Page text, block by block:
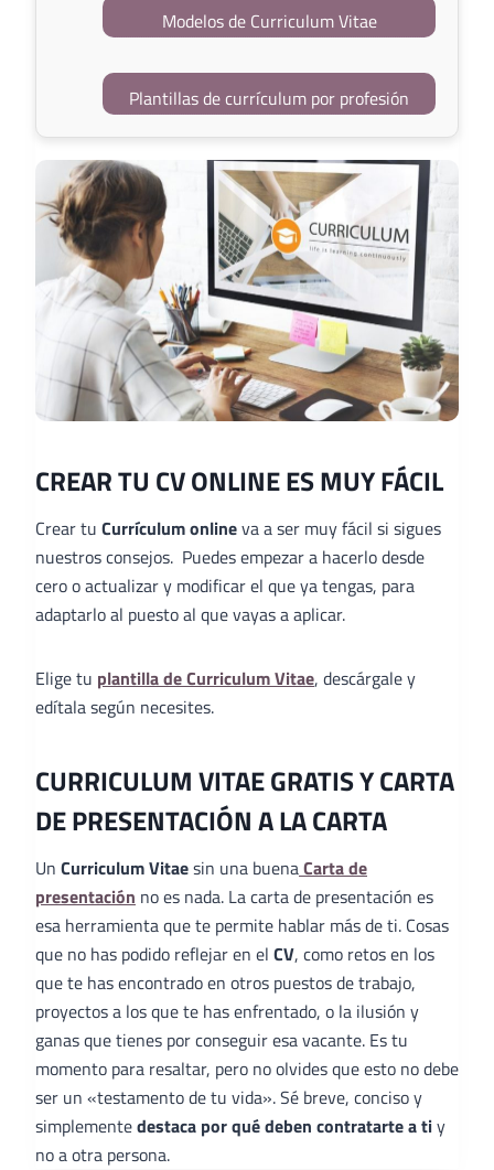
Modelos de Curriculum Vitae
Plantillas de currículum por profesión
CREAR TU CV ONLINE ES MUY FÁCIL
Crear tu Currículum onlineva a ser muy fácil si sigues
nuestros consejos. Puedes empezar a hacerlo desde
cero o actualizar y modificar el que ya tengas, para
adaptarlo al puesto al que vayas a aplicar.
Elige tu plantilla de Curriculum Vitae, descárgale y
edítala según necesites.
CURRICULUM VITAE GRATIS Y CARTA
DE PRESENTACIÓN A LA CARTA
Un Curriculum Vitaesin una buenaCarta de
presentación no es nada. La carta de presentación es
esa herramienta que te permite hablar más de ti. Cosas
que no has podido reflejar en el CV, como retos en los
que te has encontrado en otros puestos de trabajo,
proyectos a los que te has enfrentado, o la ilusión y
ganas que tienes por conseguir esa vacante. Es tu
momento para resaltar, pero no olvides que esto no debe
ser un «testamento de tu vida». Sé breve, conciso y
simplementedestaca por qué deben contratarte a tiy
no a otra persona.